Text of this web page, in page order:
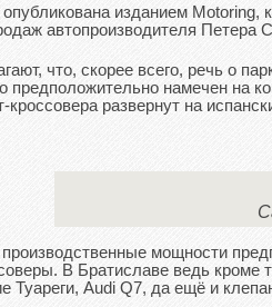
изданием Motoring,
автопроизводителя Петера
что, скорее всего, речь о
предположительно намечен на
кроссовера развернут на
мощности
В Братиславе ведь кроме
Туареги, Audi Q7, да ещё и